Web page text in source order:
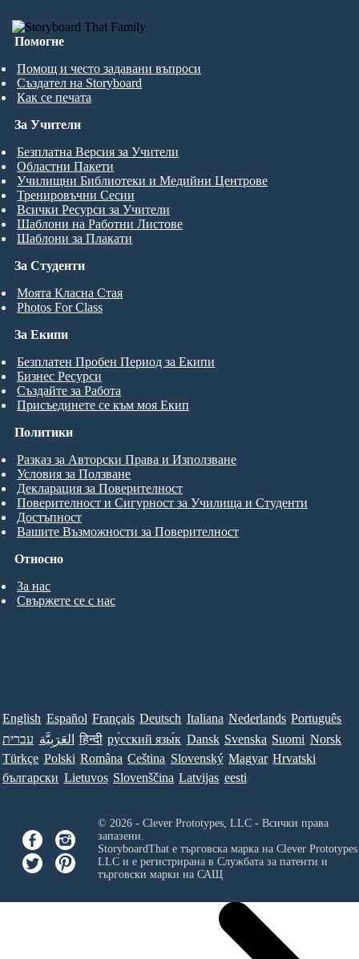
Помогне
Помощ и често задавани въпроси
Създател на Storyboard
Как се печата
За Студенти
Моята Класна Стая
Photos For Class
За Учители
Безплатна Версия за Учители
Областни Пакети
Училищни Библиотеки и Медийни Центрове
Тренировъчни Сесии
Всички Ресурси за Учители
Шаблони на Работни Листове
Шаблони за Плакати
За Екипи
Безплатен Пробен Период за Екипи
Бизнес Ресурси
Създайте за Работа
Присъединете се към моя Екип
Относно
За нас
Свържете се с нас
Политики
Разказ за Авторски Права и Използване
Условия за Ползване
Декларация за Поверителност
Поверителност и Сигурност за Училища и Студенти
Достъпност
Вашите Възможности за Поверителност
English Español Français Deutsch Italiana Nederlands Português
עברית العَرَبِيَّة हिन्दी ру́сский язы́к Dansk Svenska Suomi Norsk
Türkçe Polski Româna Ceština Slovenský Magyar Hrvatski
български Lietuvos Slovenščina Latvijas eesti
© 2026 - Clever Prototypes, LLC - Всички права
запазени.
StoryboardThat е търговска марка на Clever
LLCи е регистрирана в Службата за патенти и
търговски марки на САЩ